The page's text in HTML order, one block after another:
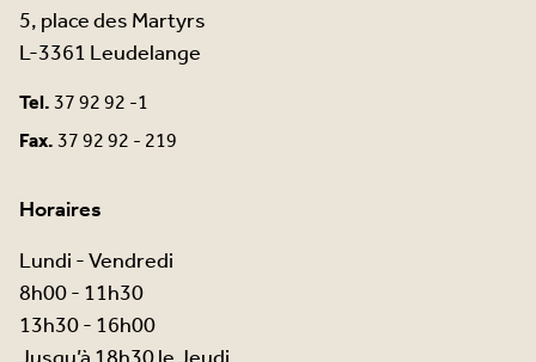
5, place des Martyrs
L-3361 Leudelange
Tel.37 92 92 -1
Fax.37 92 92 - 219
Horaires
Lundi - Vendredi
8h00 - 11h30
13h30 - 16h00